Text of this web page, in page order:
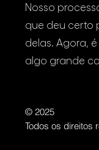
Nosso
que deu certo
delas. Agora,
algo grande
© 2025
Todos os direitos